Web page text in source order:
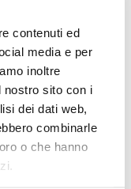
contenuti ed
media e per
inoltre
nostro sito con i
dei dati web,
combinarle
o che hanno